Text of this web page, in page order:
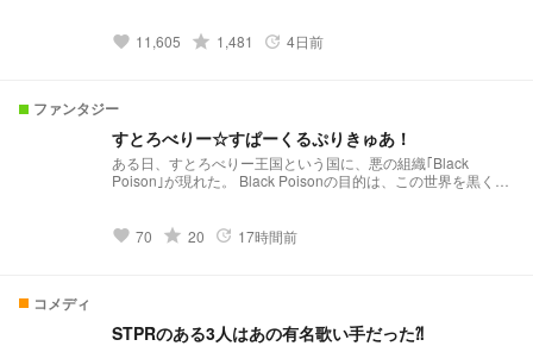
favorite 11,605 grade 1,481 update 4日前
ファンタジー
すとろべりー☆すぱーくるぷりきゅあ！
ある日、すとろべりー王国という国に、悪の組織｢Black
Poison｣が現れた。 Black Poisonの目的は、この世界を黒く染
個性は皆バラバラだけど、守りたいものは皆同じ。 ドキドキ
favorite 70 grade 20 update 17時間前
コメディ
STPRのある3人はあの有名歌い手だった⁈